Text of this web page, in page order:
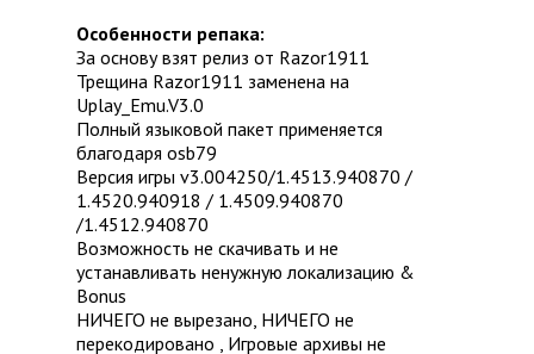
Особенности репака:
За основу взят релиз от Razor1911
Трещина Razor1911 заменена на
Uplay_Emu.V3.0
Полный языковой пакет применяется
благодаря osb79
Версия игры v3.004250/1.4513.940870 /
1.4520.940918 / 1.4509.940870
/1.4512.940870
Возможность не скачивать и не
устанавливать ненужную локализацию &
Bonus
НИЧЕГО не вырезано, НИЧЕГО не
перекодировано , Игровые архивы не